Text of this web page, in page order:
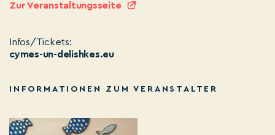
Zur Veranstaltungsseite
Infos/Tickets:
cymes-un-delishkes.eu
INFORMATIONEN ZUM VERANSTALTER